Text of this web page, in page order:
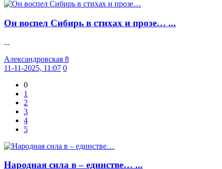
Он воспел Сибирь в стихах и прозе… ...
...
Александровская 8
11-11-2025, 11:07 0
0
1
2
3
4
5
Народная сила в – единстве… ...